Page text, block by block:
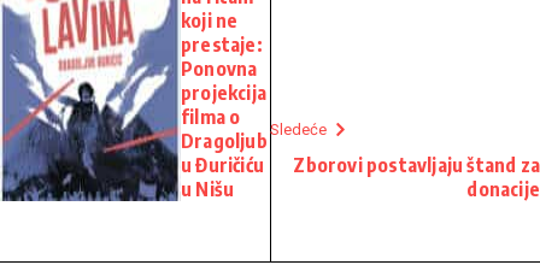
koji ne
prestaje:
Ponovna
projekcija
filma o
Dragoljub
u Đuričiću
u Nišu
Sledeće
Zborovi postavljaju štand za
donacije